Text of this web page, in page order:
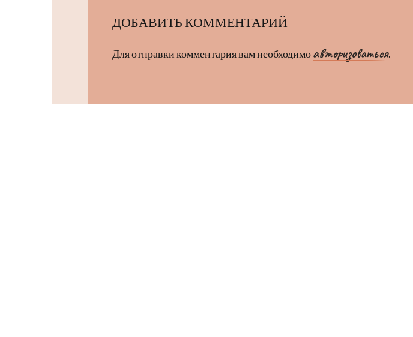
ДОБАВИТЬ КОММЕНТАРИЙ
Для отправки комментария вам необходимоавторизоваться.